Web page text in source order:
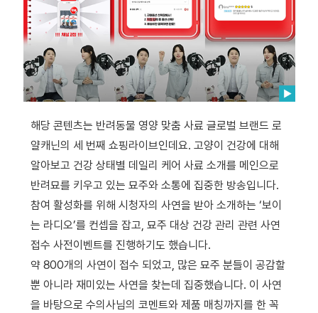
해당 콘텐츠는 반려동물 영양 맞춤 사료 글로벌 브랜드 로
얄캐닌의 세 번째 쇼핑라이브인데요. 고양이 건강에 대해
알아보고 건강 상태별 데일리 케어 사료 소개를 메인으로
반려묘를 키우고 있는 묘주와 소통에 집중한 방송입니다.
참여 활성화를 위해 시청자의 사연을 받아 소개하는 ‘보이
는 라디오’를 컨셉을 잡고, 묘주 대상 건강 관리 관련 사연
접수 사전이벤트를 진행하기도 했습니다.
약 800개의 사연이 접수 되었고, 많은 묘주 분들이 공감할
뿐 아니라 재미있는 사연을 찾는데 집중했습니다. 이 사연
을 바탕으로 수의사님의 코멘트와 제품 매칭까지를 한 꼭